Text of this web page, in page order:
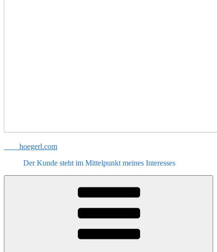
hoegerl.com
Der Kunde steht im Mittelpunkt meines Interesses